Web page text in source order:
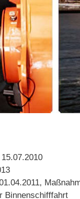
Binnenschifffahrt